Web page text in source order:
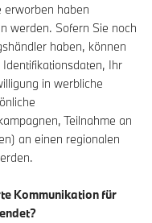
erworben haben
werden. Sofern Sie noch
haben, können
Ihr
in werbliche
Teilnahme an
an einen regionalen
Kommunikation für